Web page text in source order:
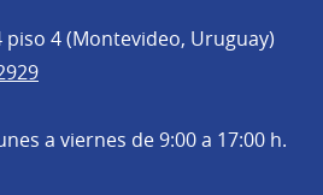
piso 4 (Montevideo, Uruguay)
a viernes de 9:00 a 17:00 h.